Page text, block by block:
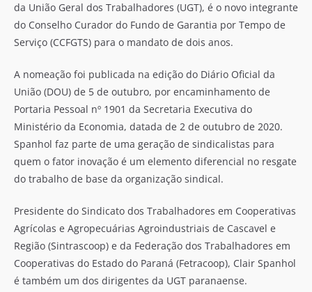
da União Geral dos Trabalhadores (UGT), é o novo integrante
do Conselho Curador do Fundo de Garantia por Tempo de
Serviço (CCFGTS) para o mandato de dois anos.
A nomeação foi publicada na edição do Diário Oficial da
União (DOU) de 5 de outubro, por encaminhamento de
Portaria Pessoal nº 1901 da Secretaria Executiva do
Ministério da Economia, datada de 2 de outubro de 2020.
Spanhol faz parte de uma geração de sindicalistas para
quem o fator inovação é um elemento diferencial no resgate
do trabalho de base da organização sindical.
Presidente do Sindicato dos Trabalhadores em Cooperativas
Agrícolas e Agropecuárias Agroindustriais de Cascavel e
Região (Sintrascoop) e da Federação dos Trabalhadores em
Cooperativas do Estado do Paraná (Fetracoop), Clair Spanhol
é também um dos dirigentes da UGT paranaense.